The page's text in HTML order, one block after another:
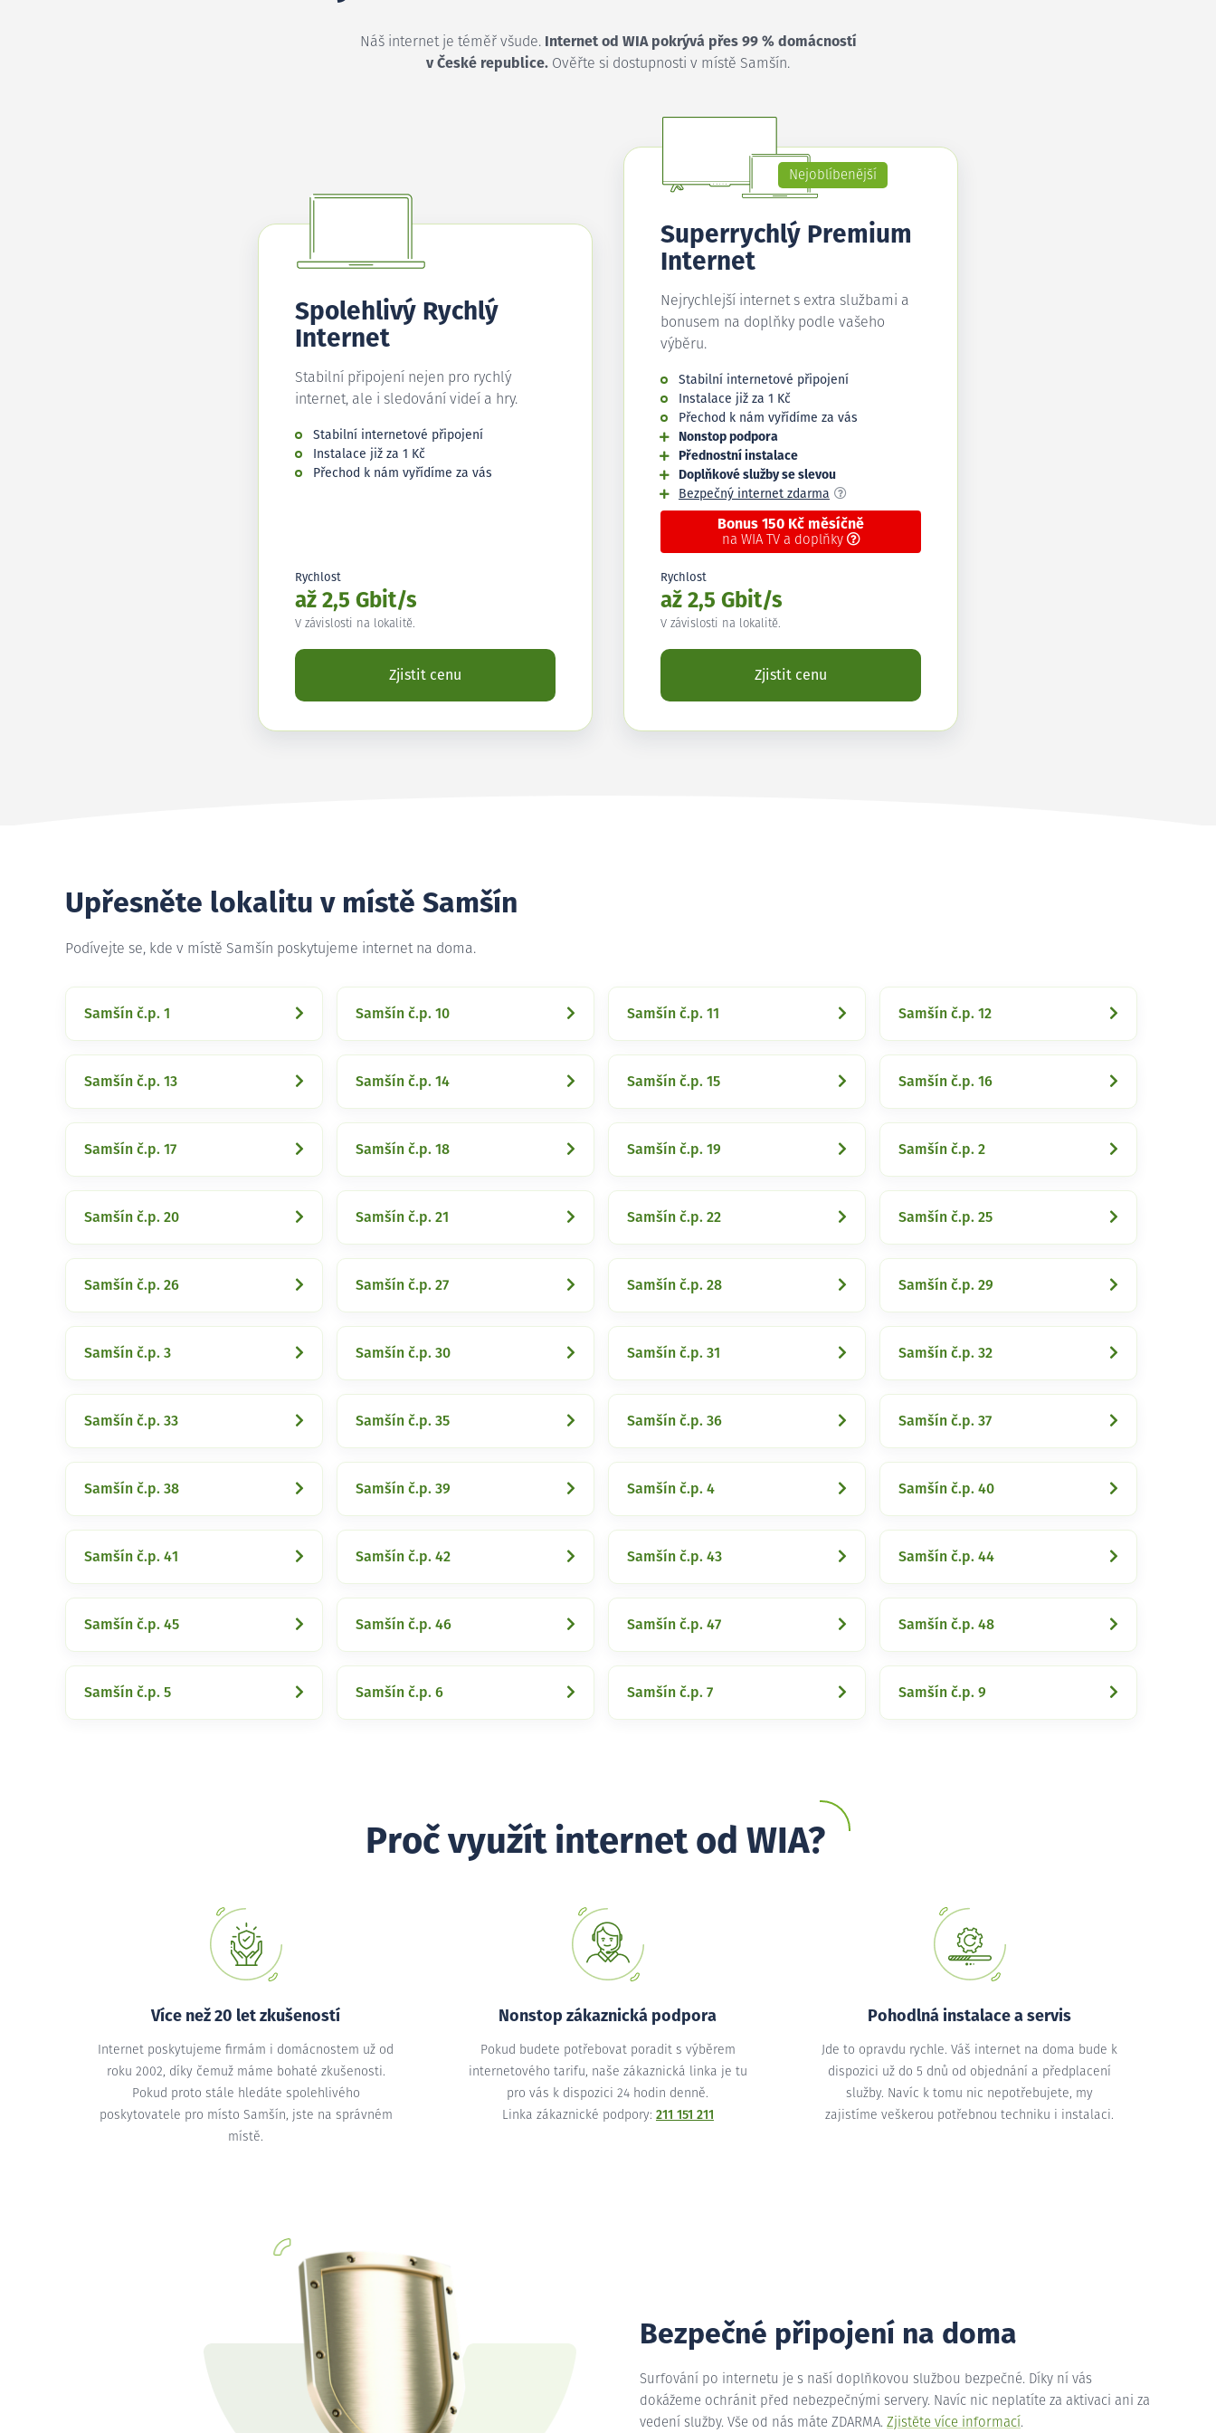
Náš internet je téměř všude.
Internet od WIA pokrývá přes 99 % domácností
v České republice. Ověřte si dostupnosti v místě Samšín.
Spolehlivý Rychlý
Internet
Stabilní připojení nejen pro rychlý
internet, ale i sledování videí a hry.
Stabilní internetové připojení
Instalace již za 1 Kč
Přechod k nám vyřídíme za vás
Rychlost
až 2,5 Gbit/s
V závislosti na lokalitě.
Zjistit cenu
Nejoblíbenější
Superrychlý Premium
Internet
Nejrychlejší internet s extra službami a
bonusem na doplňky podle vašeho
výběru.
Stabilní internetové připojení
Instalace již za 1 Kč
Přechod k nám vyřídíme za vás
Nonstop podpora
Přednostní instalace
Doplňkové služby se slevou
Bezpečný internet zdarma
Bonus 150 Kč měsíčně
na WIA TV a doplňky
Rychlost
až 2,5 Gbit/s
V závislosti na lokalitě.
Zjistit cenu
Upřesněte lokalitu v místě Samšín
Podívejte se, kde v místě Samšín poskytujeme internet na doma.
Samšín č.p. 1 Samšín č.p. 10 Samšín č.p. 11 Samšín č.p. 12
Samšín č.p. 13 Samšín č.p. 14 Samšín č.p. 15 Samšín č.p. 16
Samšín č.p. 17 Samšín č.p. 18 Samšín č.p. 19 Samšín č.p. 2
Samšín č.p. 20 Samšín č.p. 21 Samšín č.p. 22 Samšín č.p. 25
Samšín č.p. 26 Samšín č.p. 27 Samšín č.p. 28 Samšín č.p. 29
Samšín č.p. 3 Samšín č.p. 30 Samšín č.p. 31 Samšín č.p. 32
Samšín č.p. 33 Samšín č.p. 35 Samšín č.p. 36 Samšín č.p. 37
Samšín č.p. 38 Samšín č.p. 39 Samšín č.p. 4 Samšín č.p. 40
Samšín č.p. 41 Samšín č.p. 42 Samšín č.p. 43 Samšín č.p. 44
Samšín č.p. 45 Samšín č.p. 46 Samšín č.p. 47 Samšín č.p. 48
Samšín č.p. 5 Samšín č.p. 6 Samšín č.p. 7 Samšín č.p. 9
Proč využít internet od WIA?
Více než 20 let zkušeností
Internet poskytujeme firmám i domácnostem už od
roku 2002, díky čemuž máme bohaté zkušenosti.
Pokud proto stále hledáte spolehlivého
poskytovatele pro místo Samšín, jste na správném
místě.
Nonstop zákaznická podpora
Pokud budete potřebovat poradit s výběrem
internetového tarifu, naše zákaznická linka je tu
pro vás k dispozici 24 hodin denně.
Linka zákaznické podpory: 211 151 211
Pohodlná instalace a servis
Jde to opravdu rychle. Váš internet na doma bude k
dispozici už do 5 dnů od objednání a předplacení
služby. Navíc k tomu nic nepotřebujete, my
zajistíme veškerou potřebnou techniku i instalaci.
Bezpečné připojení na doma
Surfování po internetu je s naší doplňkovou službou bezpečné. Díky ní vás
dokážeme ochránit před nebezpečnými servery. Navíc nic neplatíte za aktivaci ani za
vedení služby. Vše od nás máte ZDARMA. Zjistěte více informací.